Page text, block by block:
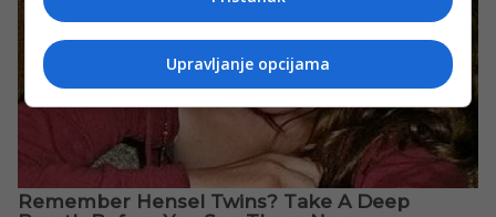
Upravljanje opcijama